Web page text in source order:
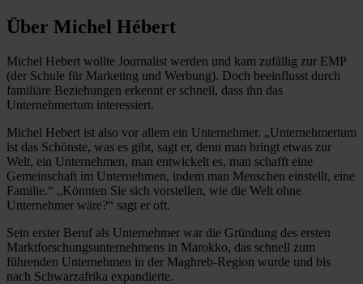
Über Michel Hébert
Michel Hebert wollte Journalist werden und kam zufällig zur EMP
(der Schule für Marketing und Werbung). Doch beeinflusst durch
familiäre Beziehungen erkennt er schnell, dass ihn das
Unternehmertum interessiert.
Michel Hebert ist also vor allem ein Unternehmer. „Unternehmertum
ist das Schönste, was es gibt, sagt er, denn man bringt etwas zur
Welt, ein Unternehmen, man entwickelt es, man schafft eine
Gemeinschaft im Unternehmen, indem man Menschen einstellt, eine
Familie.“ „Könnten Sie sich vorstellen, wie die Welt ohne
Unternehmer wäre?“ sagt er oft.
Sein erster Beruf als Unternehmer war die Gründung des ersten
Marktforschungsunternehmens in Marokko, das schnell zum
führenden Unternehmen in der Maghreb-Region wurde und bis
nach Schwarzafrika expandierte.